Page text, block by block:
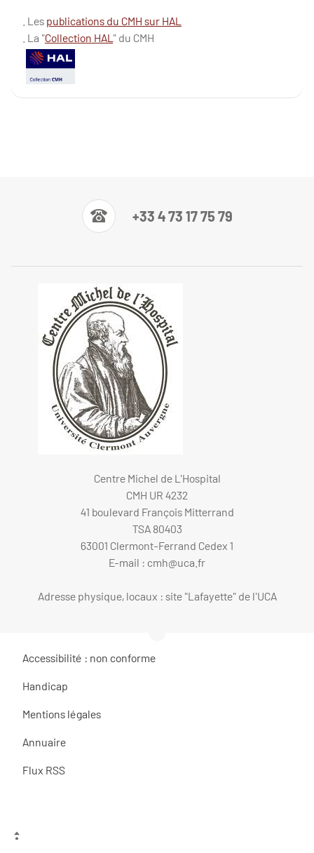
. Les publications du CMH sur HAL
. La "Collection HAL " du CMH
+33 4 73 17 75 79
Centre Michel de L'Hospital
CMH UR 4232
41 boulevard François Mitterrand
TSA 80403
63001 Clermont-Ferrand Cedex 1
E-mail : cmh@uca.fr
Adresse physique, locaux : site "Lafayette" de l'UCA
Accessibilité : non conforme
Handicap
Mentions légales
Annuaire
Flux RSS